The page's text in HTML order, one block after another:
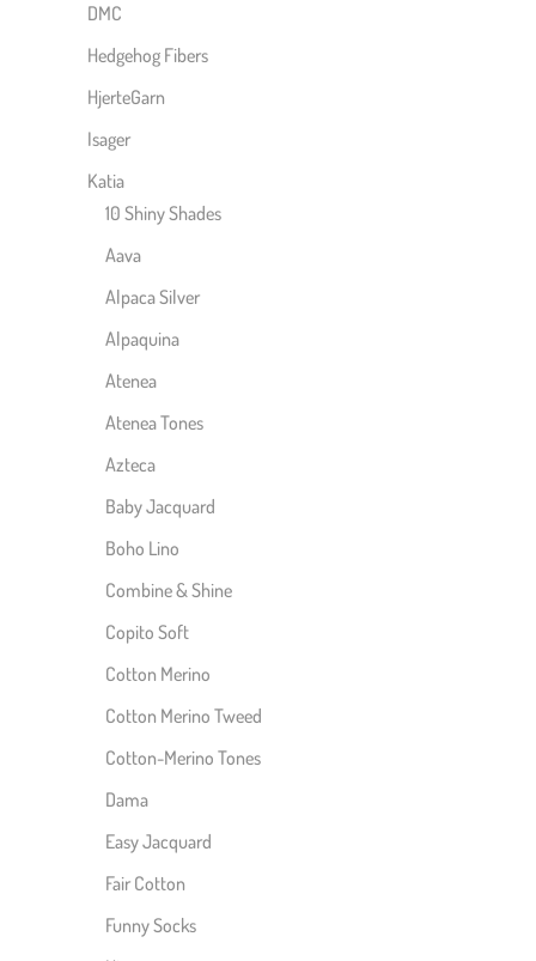
DMC
Hedgehog Fibers
HjerteGarn
Isager
Katia
10 Shiny Shades
Aava
Alpaca Silver
Alpaquina
Atenea
Atenea Tones
Azteca
Baby Jacquard
Boho Lino
Combine & Shine
Copito Soft
Cotton Merino
Cotton Merino Tweed
Cotton-Merino Tones
Dama
Easy Jacquard
Fair Cotton
Funny Socks